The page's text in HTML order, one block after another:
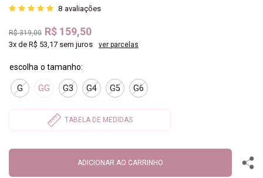
8 avaliações
R$ 319,00 R$ 159,50
3x de R$ 53,17 sem juros ver parcelas
G GG G3 G4 G5 G6
ADICIONAR AO CARRINHO